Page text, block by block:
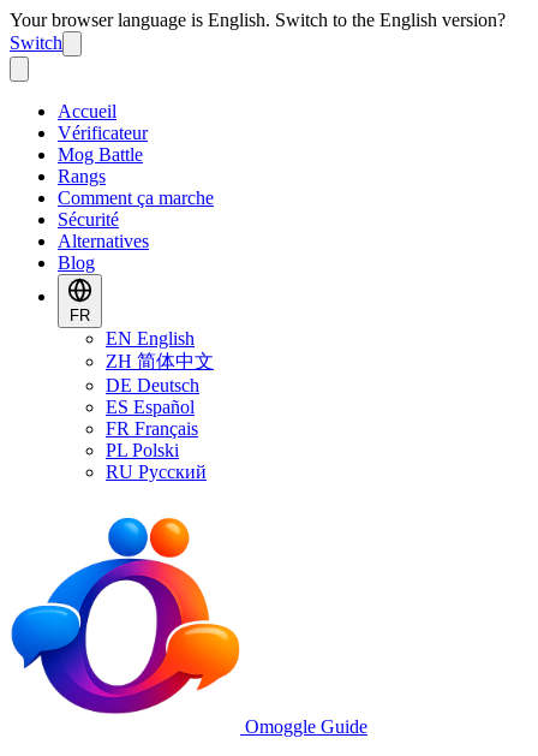
Your browser language is English. Switch to the English version?
Switch
Accueil
Vérificateur
Mog Battle
Rangs
Comment ça marche
Sécurité
Alternatives
Blog
FR
EN English
ZH 简体中文
DE Deutsch
ES Español
FR Français
PL Polski
RU Русский
Omoggle Guide